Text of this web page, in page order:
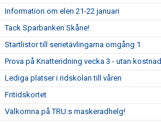
Information om elen 21-22 januari
Tack Sparbanken Skåne!
Startlistor till serietävlingarna omgång 1
Prova på Knatteridning vecka 3 - utan kostnad
Lediga platser i ridskolan till våren
Fritidskortet
Välkomna på TRU:s maskeradhelg!